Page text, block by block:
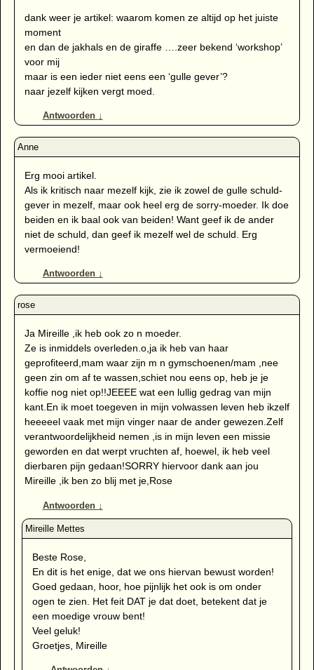
dank weer je artikel: waarom komen ze altijd op het juiste
moment
en dan de jakhals en de giraffe ….zeer bekend ‘workshop’
voor mij
maar is een ieder niet eens een ‘gulle gever’?
naar jezelf kijken vergt moed.
Antwoorden ↓
Erg mooi artikel.
Als ik kritisch naar mezelf kijk, zie ik zowel de gulle schuld-
gever in mezelf, maar ook heel erg de sorry-moeder. Ik doe
beiden en ik baal ook van beiden! Want geef ik de ander
niet de schuld, dan geef ik mezelf wel de schuld. Erg
vermoeiend!
Antwoorden ↓
Ja Mireille ,ik heb ook zo n moeder.
Ze is inmiddels overleden.o,ja ik heb van haar
geprofiteerd,mam waar zijn m n gymschoenen/mam ,nee
geen zin om af te wassen,schiet nou eens op, heb je je
koffie nog niet op!!JEEEE wat een lullig gedrag van mijn
kant.En ik moet toegeven in mijn volwassen leven heb ikzelf
heeeeel vaak met mijn vinger naar de ander gewezen.Zelf
verantwoordelijkheid nemen ,is in mijn leven een missie
geworden en dat werpt vruchten af, hoewel, ik heb veel
dierbaren pijn gedaan!SORRY hiervoor dank aan jou
Mireille ,ik ben zo blij met je,Rose
Antwoorden ↓
Beste Rose,
En dit is het enige, dat we ons hiervan bewust worden!
Goed gedaan, hoor, hoe pijnlijk het ook is om onder
ogen te zien. Het feit DAT je dat doet, betekent dat je
een moedige vrouw bent!
Veel geluk!
Groetjes, Mireille